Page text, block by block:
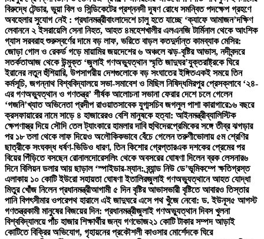
বিরুদ্ধে টেন্ডার, ভুয়া বিল ও সিন্ডিকেটের প্রশ্ননদী দূষণ রোধে সমন্বিত পদক্ষেপ গ্রহণে
অবহেলার সুযোগ নেই : প্রধানমন্ত্রীবাংলাদেশে চালু হতে যাচ্ছে ‘ক্যাফে আমাজন’দক্ষিণ
লেবাননে ২ ইসরায়েলি সেনা নিহত, আহত ৪মহেশখালীর এলএনজি টার্মিনাল থেকে আংশিক
গ্যাস সরবরাহ শুরুস্বর্ণের দামে বড় লাফ, ভরিতে বাড়ল কতদুর্দান্ত কামব্যাক মেসির:
জোড়া গোল ও রেকর্ড গড়ে মায়ামির জয়দেশের ৬ অঞ্চলে ঝড়-বৃষ্টির আভাস, নদীবন্দরে
সতর্কতাআজ থেকে উন্মুক্ত ‘জুলাই গণঅভ্যুত্থান স্মৃতি জাদুঘর’যুক্তরাষ্ট্রকে ঘিরে
ইরানের নতুন হুঁশিয়ারি, উপসাগরীয় দেশগুলোকে বড় সংঘাতের ইঙ্গিতএকই সময়ে তিন
কর্মসূচি, জগন্নাথ বিশ্ববিদ্যালয়ে সভা-সমাবেশ ও মিছিল নিষিদ্ধমিরপুর প্রেসক্লাবে ‘২৪-
এর গণঅভ্যুত্থান ও গণতন্ত্র’ শীর্ষক আলোচনা সভানা ফেরার দেশে চলে গেলেন
‘গজনি’খ্যাত অভিনেতা প্রদীপ রাওয়াতসাবেক যুগ্মসচিব জগলুল পাশা কারাগারে১৬ বছরে
ক্রসফায়ারের নামে সাড়ে ৪ হাজারেরও বেশি মানুষকে হত্যা: আইনমন্ত্রীব্যালিস্টিক
ক্ষেপণাস্ত্র দিয়ে সৌদি তেল ট্যাংকারে হামলার দাবি হুথিদেরপ্রেমিকের সঙ্গে তীব্র ঝগড়ার
পর ১৮ তলা থেকে লাফ দিয়েও অলৌকিকভাবে বেঁচে গেলেন তরুণীভোলায় ৫ম শ্রেণির
ছাত্রীকে সংঘবদ্ধ ধর্ষণ-ভিডিও ধারণ, তিন কিশোর গ্রেপ্তারএক দশকের প্রেমের পর
বিয়ের পিঁড়িতে বসছেন রোনালদোরেসলিং থেকে অবসরের ঘোষণা দিলেন ব্রক লেসনার৬
দিনে বিলিয়ন ডলার আয় ছাড়াল ‘স্পাইডার-ম্যান: ব্র্যান্ড নিউ ডে’ভূমিকম্পে ক্ষতিগ্রস্ত
এলাকায় ১০ কোটি ইউরো সহায়তা ঘোষণা ইতালিরজুলাই গণঅভ্যুত্থানে আহত যোদ্ধা
মিতুর খোঁজ নিলেন প্রধানমন্ত্রীআগামী ৫ দিন বৃষ্টির আভাসভারী বৃষ্টিতে আবারও তিস্তার
পানি বিপৎসীমার ওপরেপথ হারালে এই জাদুঘরে এসে পথ খুঁজে নেবো: ড. ইউনূস৫ আগস্ট
গণতন্ত্রকামী মানুষের বিজয়ের দিন: প্রধানমন্ত্রীজুলাই গণঅভ্যুত্থান দিবস খুলনা
বিশ্ববিদ্যালয়ে পাঁচ হাজার শিক্ষার্থীর জন্য গণভোজ২১ কোটি টাকার সম্পদ আড়াই
কোটিতে বিক্রির অভিযোগ, গৃহায়নের প্রকৌশলী কাওসার মোর্শেদকে ঘিরে